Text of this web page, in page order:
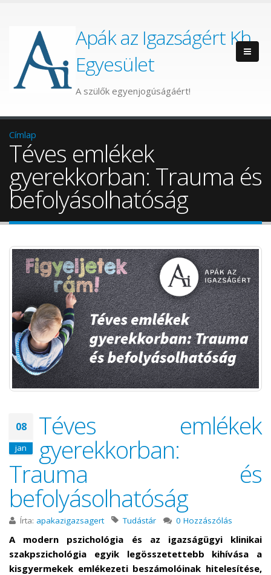
Apák az Igazságért Kh.
Egyesület
A szülők egyenjogúságáért!
Címlap
Téves emlékek
gyerekkorban: Trauma és
befolyásolhatóság
08
jan
Téves emlékek
gyerekkorban:
Trauma és
befolyásolhatóság
Írta: apakazigazsagert Tudástár 0 Hozzászólás
A modern pszichológia és az igazságügyi klinikai
szakpszichológia egyik legösszetettebb kihívása a
kisgyermekek emlékezeti beszámolóinak hitelesítése,